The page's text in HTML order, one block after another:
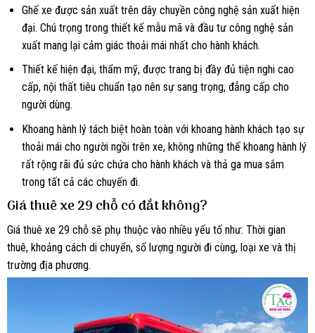
Ghế xe được sản xuất trên dây chuyền công nghệ sản xuất hiện
đại. Chú trọng trong thiết kế mẫu mã và đầu tư công nghệ sản
xuất mang lại cảm giác thoải mái nhất cho hành khách.
Thiết kế hiện đại, thẩm mỹ, được trang bị đầy đủ tiện nghi cao
cấp, nội thất tiêu chuẩn tạo nên sự sang trọng, đẳng cấp cho
người dùng.
Khoang hành lý tách biệt hoàn toàn với khoang hành khách tạo sự
thoải mái cho người ngồi trên xe, không những thế khoang hành lý
rất rộng rãi đủ sức chứa cho hành khách và thả ga mua sắm
trong tất cả các chuyến đi.
Giá thuê xe 29 chỗ có đắt không?
Giá thuê xe 29 chỗ sẽ phụ thuộc vào nhiều yếu tố như: Thời gian
thuê, khoảng cách di chuyển, số lượng người đi cùng, loại xe và thị
trường địa phương.